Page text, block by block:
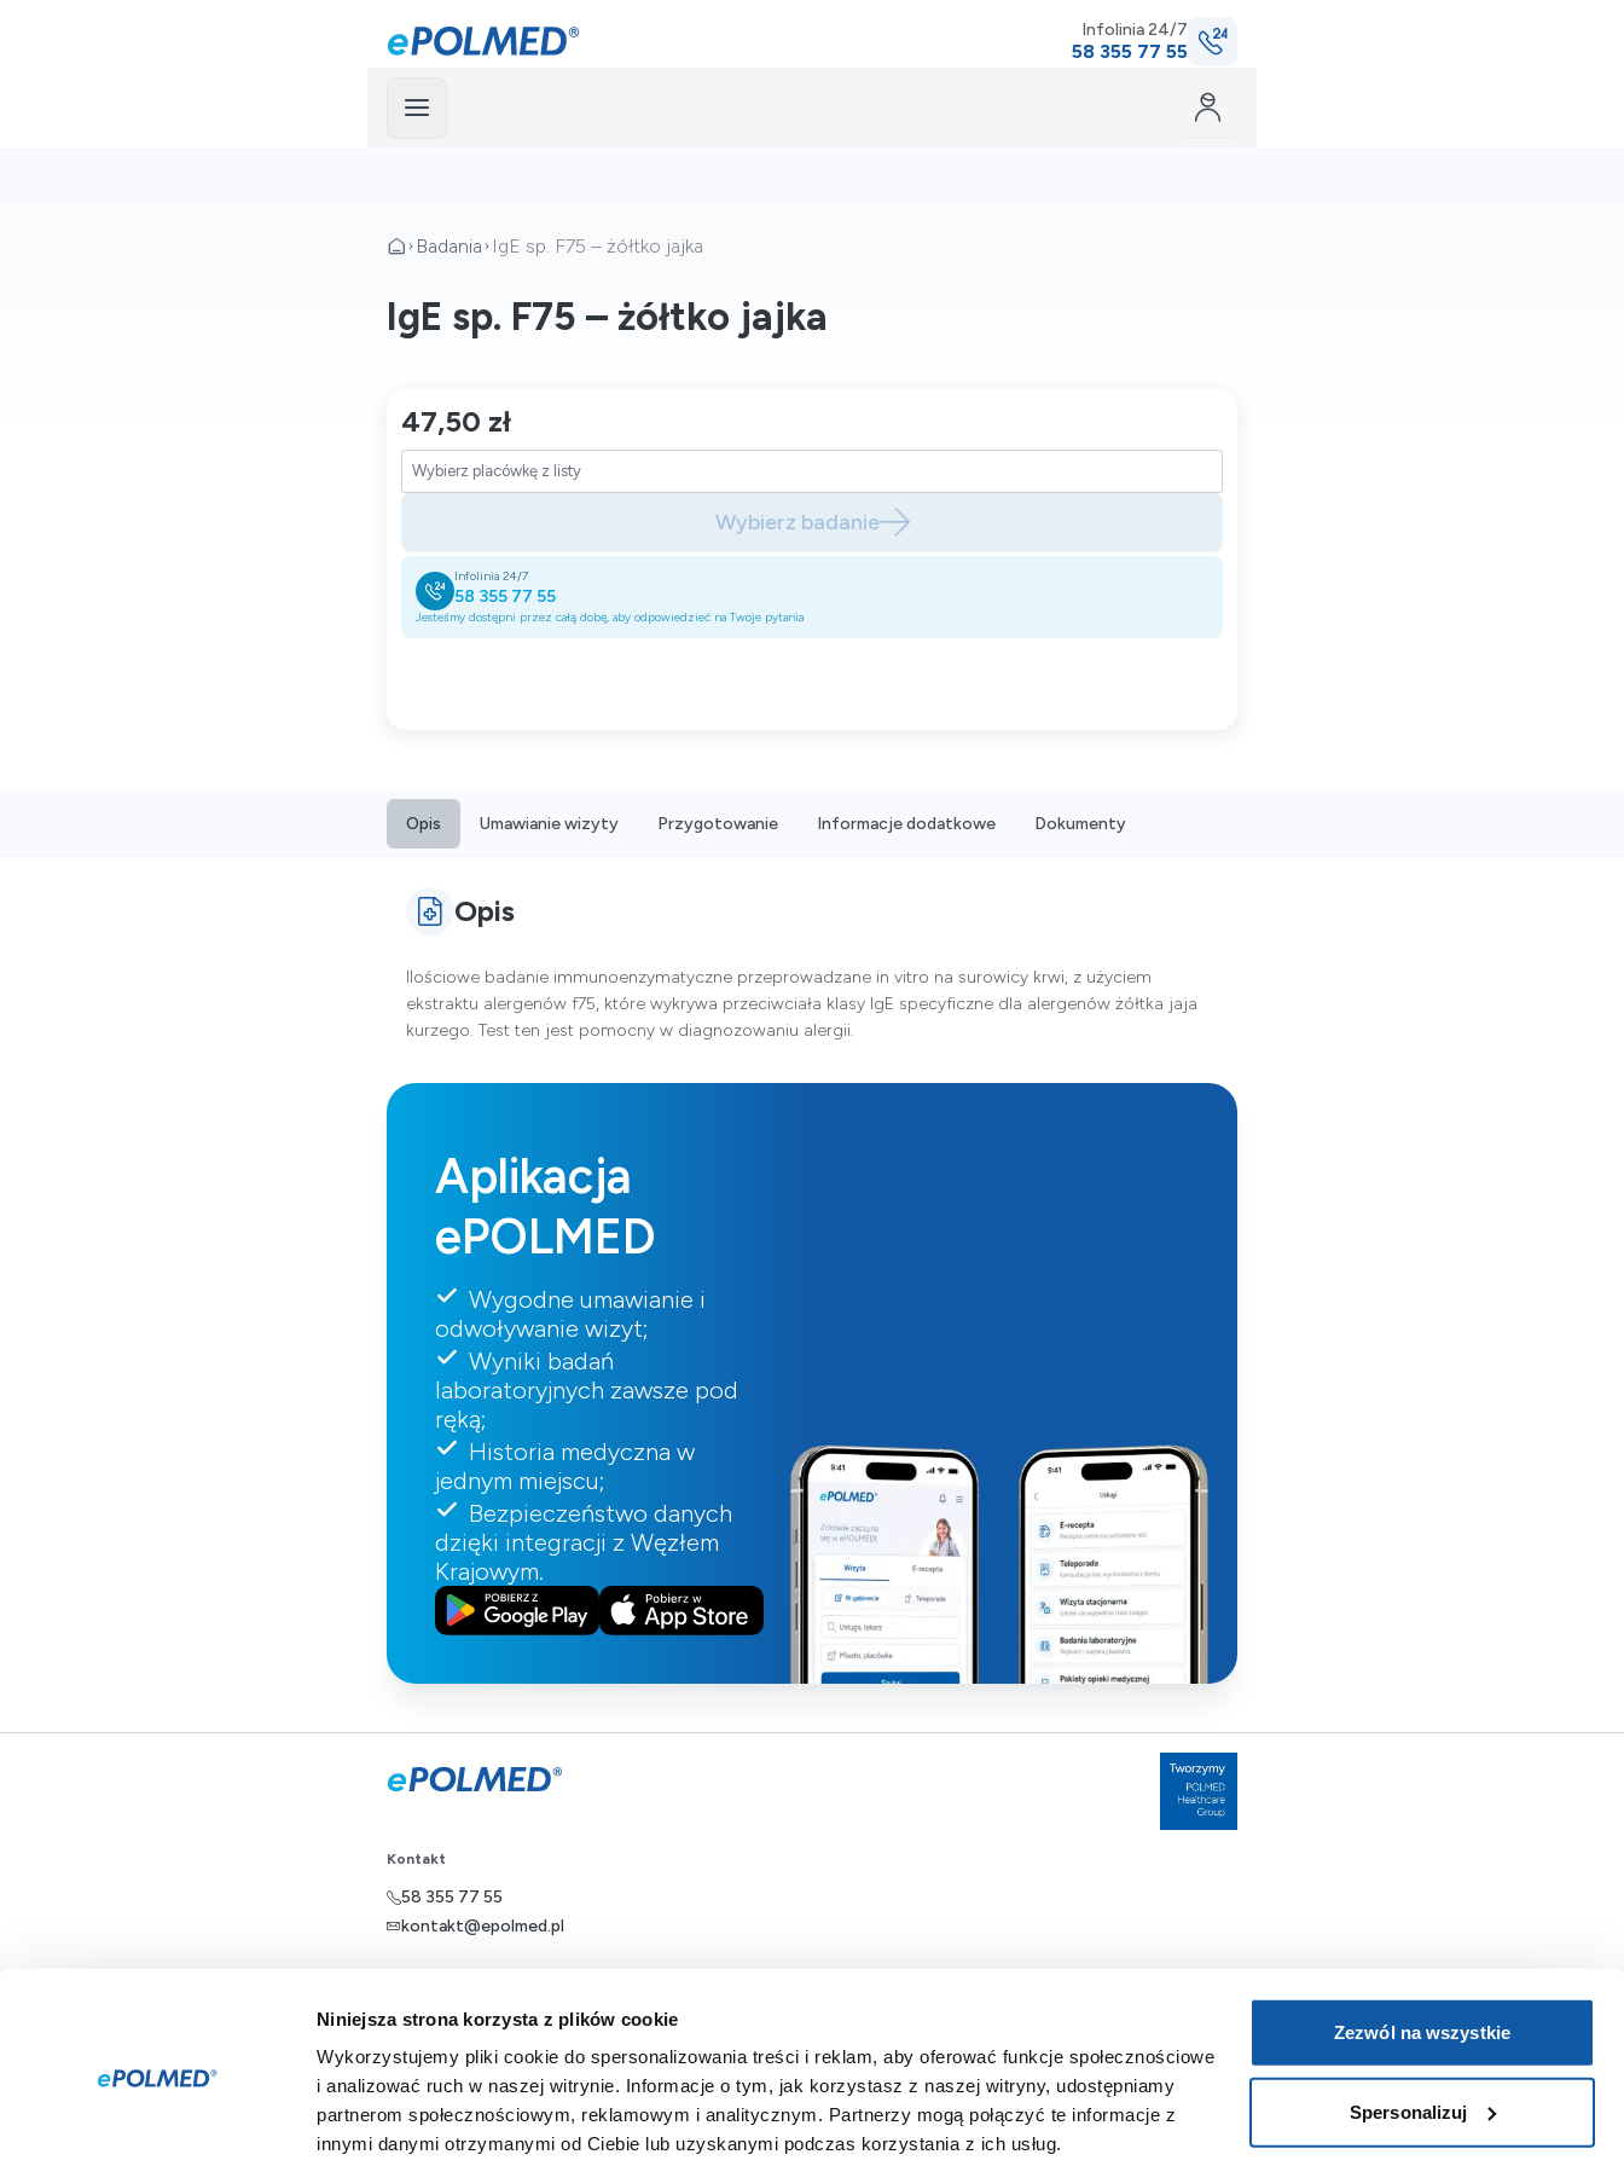
Niniejsza strona korzysta z plików cookie
Wykorzystujemy pliki cookie do spersonalizowania treści i reklam, aby oferować funkcje społecznościowe
i analizować ruch w naszej witrynie. Informacje o tym, jak korzystasz z naszej witryny, udostępniamy
partnerom społecznościowym, reklamowym i analitycznym. Partnerzy mogą połączyć te informacje z
innymi danymi otrzymanymi od Ciebie lub uzyskanymi podczas korzystania z ich usług.
Zezwól na wszystkie
Spersonalizuj
Infolinia 24/7
58 355 77 55
Badania IgE sp. F75 – żółtko jajka
IgE sp. F75 – żółtko jajka
47,50 zł
Wybierz badanie
Infolinia 24/7
58 355 77 55
Jesteśmy dostępni przez całą dobę, aby odpowiedzieć na Twoje pytania
Opis Umawianie wizyty Przygotowanie Informacje dodatkowe Dokumenty
Opis
Ilościowe badanie immunoenzymatyczne przeprowadzane in vitro na surowicy krwi, z użyciem
ekstraktu alergenów f75, które wykrywa przeciwciała klasy IgE specyficzne dla alergenów żółtka jaja
kurzego. Test ten jest pomocny w diagnozowaniu alergii.
Aplikacja
ePOLMED
Wygodne umawianie i
odwoływanie wizyt;
Wyniki badań
laboratoryjnych zawsze pod
ręką;
Historia medyczna w
jednym miejscu;
Bezpieczeństwo danych
dzięki integracji z Węzłem
Krajowym.
Kontakt
58 355 77 55
kontakt@epolmed.pl